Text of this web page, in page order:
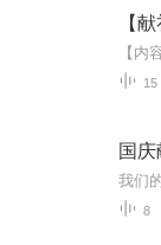
【
15
国
8